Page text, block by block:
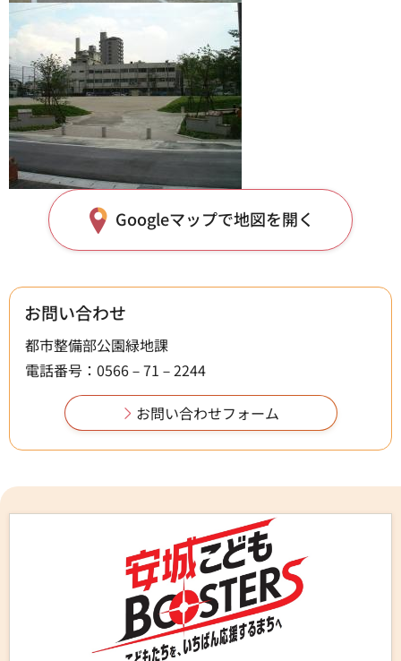
Googleマップで地図を開く
お問い合わせ
都市整備部公園緑地課
電話番号：0566－71－2244